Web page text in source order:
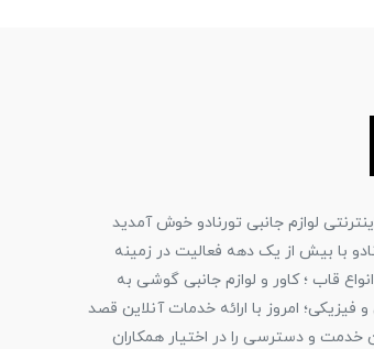
لوازم جانبی تورنادو خوش آمدید
با بیش از یک دهه فعالیت در زمینه
قاب ؛ کاور و لوازم جانبی گوشی به
امروز با ارائه خدمات آنلاین قصد
خدمت و دسترسی را در اختیار همکاران